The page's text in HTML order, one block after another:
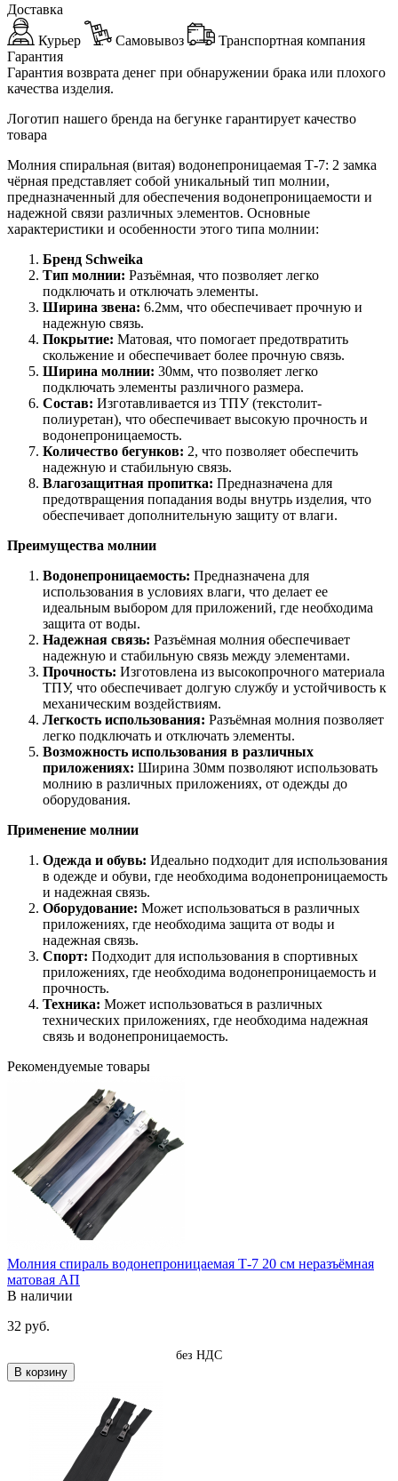
Доставка
Курьер Самовывоз
Транспортная компания
Гарантия
Гарантия возврата денег при обнаружении брака или плохого
качества изделия.
Логотип нашего бренда на бегунке гарантирует качество
товара
Молния спиральная (витая) водонепроницаемая Т-7: 2 замка
чёрная представляет собой уникальный тип молнии,
предназначенный для обеспечения водонепроницаемости и
надежной связи различных элементов. Основные
характеристики и особенности этого типа молнии:
Бренд Schweika
Тип молнии: Разъёмная, что позволяет легко
подключать и отключать элементы.
Ширина звена: 6.2мм, что обеспечивает прочную и
надежную связь.
Покрытие: Матовая, что помогает предотвратить
скольжение и обеспечивает более прочную связь.
Ширина молнии: 30мм, что позволяет легко
подключать элементы различного размера.
Состав: Изготавливается из ТПУ (текстолит-
полиуретан), что обеспечивает высокую прочность и
водонепроницаемость.
Количество бегунков: 2, что позволяет обеспечить
надежную и стабильную связь.
Влагозащитная пропитка: Предназначена для
предотвращения попадания воды внутрь изделия, что
обеспечивает дополнительную защиту от влаги.
Преимущества молнии
Водонепроницаемость: Предназначена для
использования в условиях влаги, что делает ее
идеальным выбором для приложений, где необходима
защита от воды.
Надежная связь: Разъёмная молния обеспечивает
надежную и стабильную связь между элементами.
Прочность: Изготовлена из высокопрочного материала
ТПУ, что обеспечивает долгую службу и устойчивость к
механическим воздействиям.
Легкость использования: Разъёмная молния позволяет
легко подключать и отключать элементы.
Возможность использования в различных
приложениях: Ширина 30мм позволяют использовать
молнию в различных приложениях, от одежды до
оборудования.
Применение молнии
Одежда и обувь: Идеально подходит для использования
в одежде и обуви, где необходима водонепроницаемость
и надежная связь.
Оборудование: Может использоваться в различных
приложениях, где необходима защита от воды и
надежная связь.
Спорт: Подходит для использования в спортивных
приложениях, где необходима водонепроницаемость и
прочность.
Техника: Может использоваться в различных
технических приложениях, где необходима надежная
связь и водонепроницаемость.
Рекомендуемые товары
Молния спираль водонепроницаемая Т-7 20 см неразъёмная
матовая АП
В наличии
32 руб.
без НДС
В корзину